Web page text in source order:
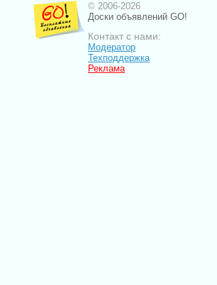
© 2006-2026
Доски объявлений GO!
Контакт с нами:
Модератор
Техподдержка
Реклама